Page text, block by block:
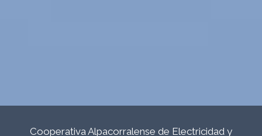
Cooperativa Alpacorralense de Electricidad y